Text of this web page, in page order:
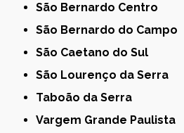
São Bernardo Centro
São Bernardo do Campo
São Caetano do Sul
São Lourenço da Serra
Taboão da Serra
Vargem Grande Paulista